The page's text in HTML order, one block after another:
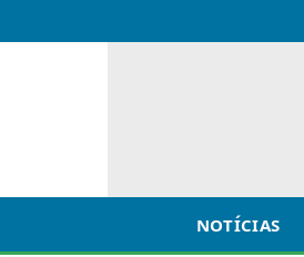
NOTÍCIAS